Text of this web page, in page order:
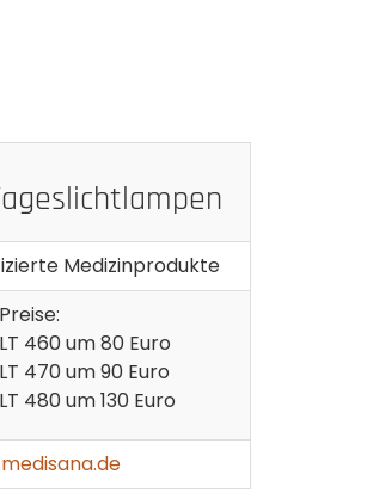
Medizinprodukte
Preise:
LT 460 um 80 Euro
LT 470 um 90 Euro
LT 480 um 130 Euro